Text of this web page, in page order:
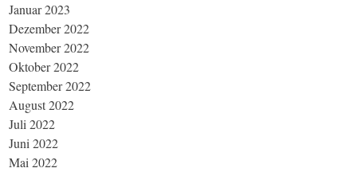
Januar 2023
Dezember 2022
November 2022
Oktober 2022
September 2022
August 2022
Juli 2022
Juni 2022
Mai 2022